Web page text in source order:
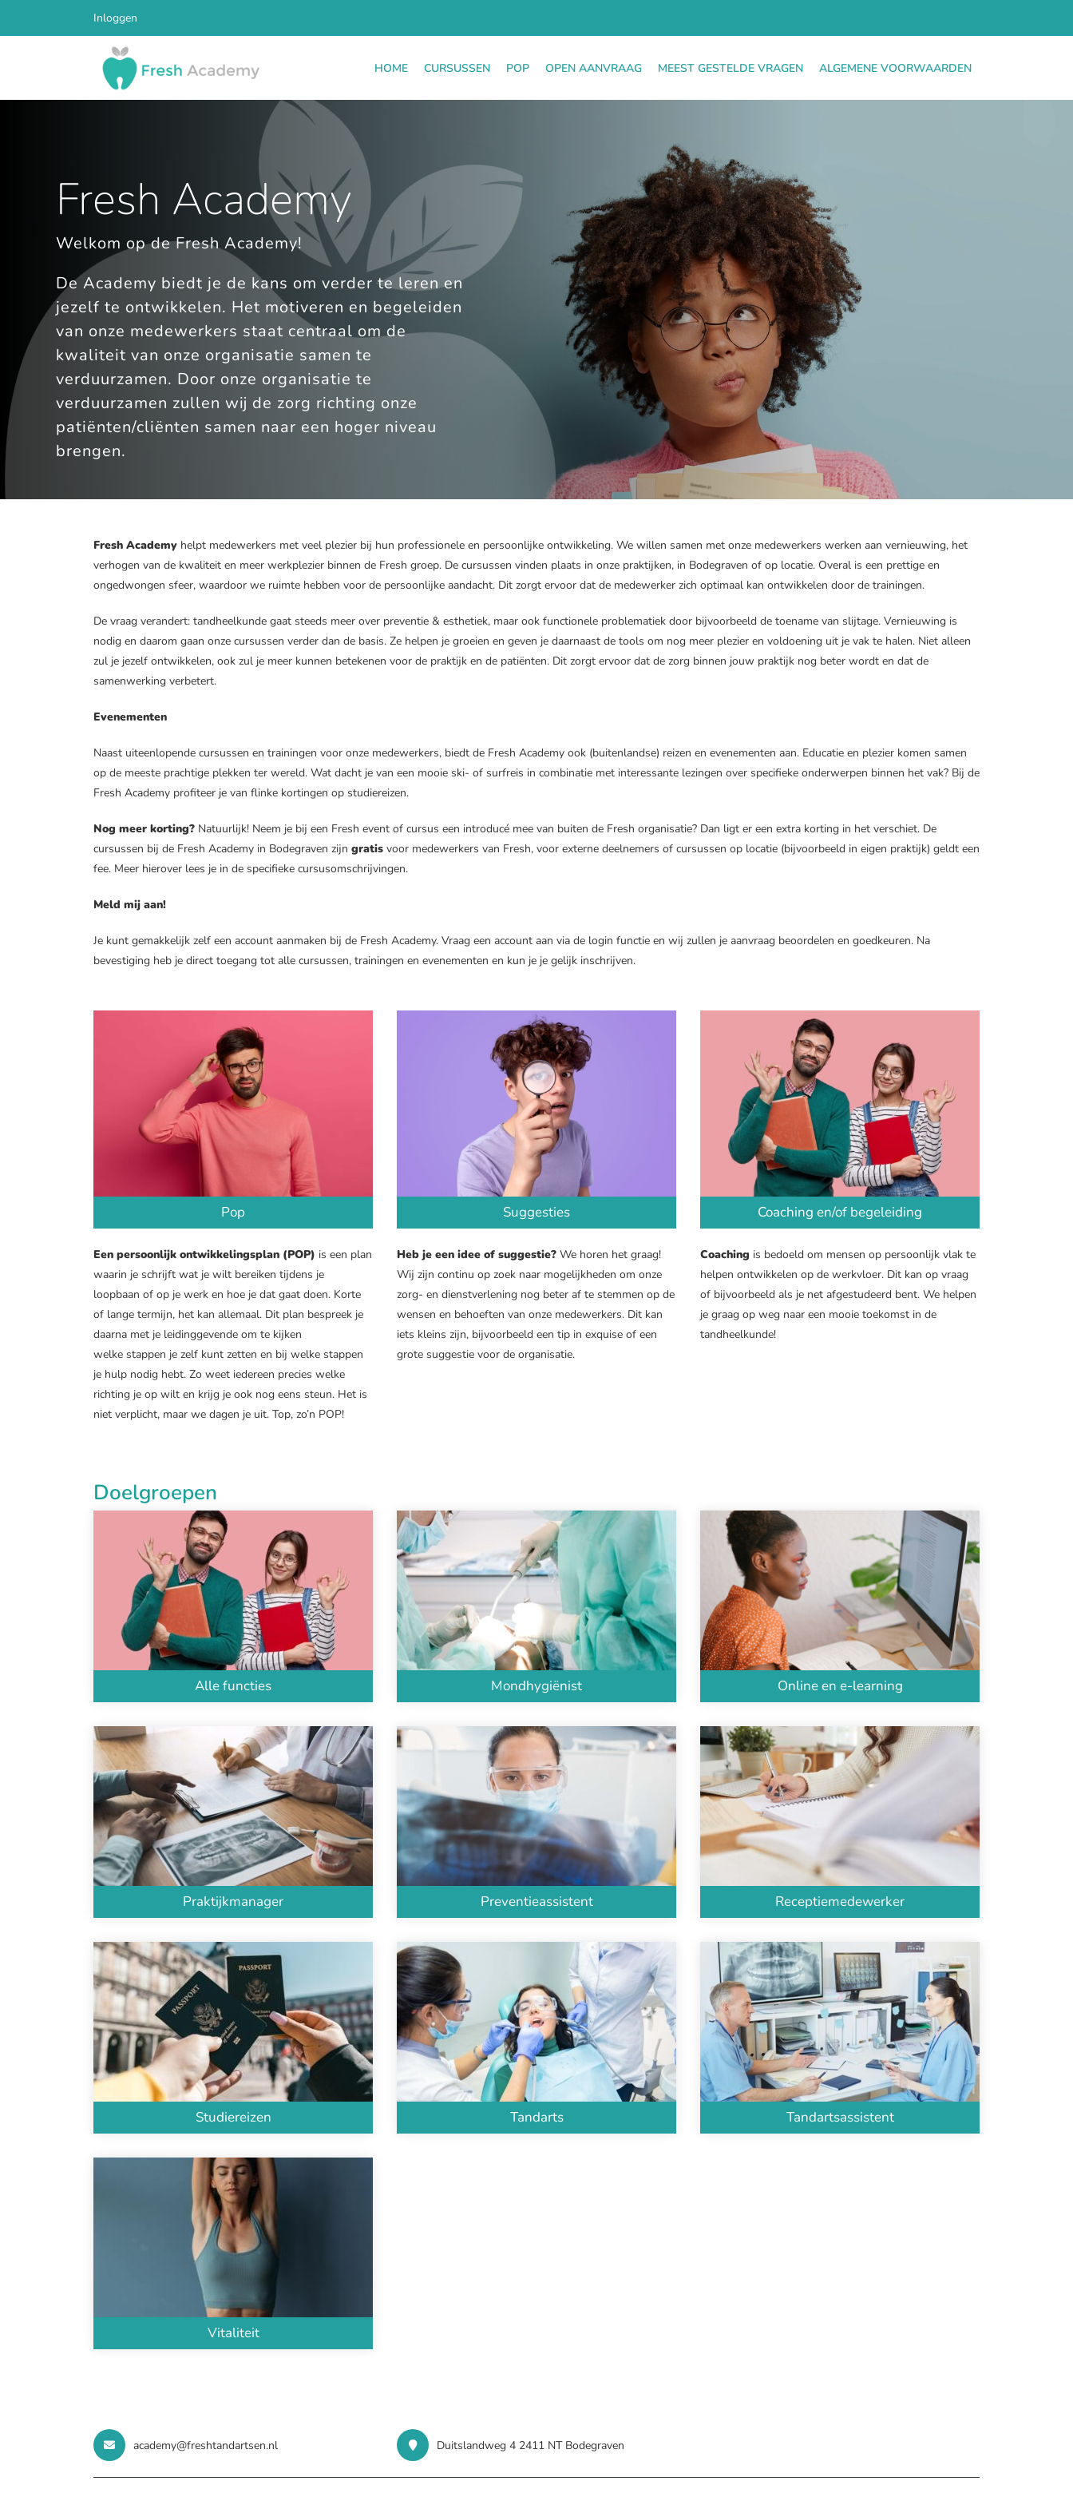
Inloggen
HOME CURSUSSEN POP OPEN AANVRAAG MEEST GESTELDE VRAGEN ALGEMENE VOORWAARDEN
Fresh Academy
Welkom op de Fresh Academy!
De Academy biedt je de kans om verder te leren en
jezelf te ontwikkelen. Het motiveren en begeleiden
van onze medewerkers staat centraal om de
kwaliteit van onze organisatie samen te
verduurzamen. Door onze organisatie te
verduurzamen zullen wij de zorg richting onze
patiënten/cliënten samen naar een hoger niveau
brengen.
Fresh Academy helpt medewerkers met veel plezier bij hun professionele en persoonlijke ontwikkeling. We willen samen met onze medewerkers werken aan vernieuwing, het
verhogen van de kwaliteit en meer werkplezier binnen de Fresh groep. De cursussen vinden plaats in onze praktijken, in Bodegraven of op locatie. Overal is een prettige en
ongedwongen sfeer, waardoor we ruimte hebben voor de persoonlijke aandacht. Dit zorgt ervoor dat de medewerker zich optimaal kan ontwikkelen door de trainingen.
De vraag verandert: tandheelkunde gaat steeds meer over preventie & esthetiek, maar ook functionele problematiek door bijvoorbeeld de toename van slijtage. Vernieuwing is
nodig en daarom gaan onze cursussen verder dan de basis. Ze helpen je groeien en geven je daarnaast de tools om nog meer plezier en voldoening uit je vak te halen. Niet alleen
zul je jezelf ontwikkelen, ook zul je meer kunnen betekenen voor de praktijk en de patiënten. Dit zorgt ervoor dat de zorg binnen jouw praktijk nog beter wordt en dat de
samenwerking verbetert.
Evenementen
Naast uiteenlopende cursussen en trainingen voor onze medewerkers, biedt de Fresh Academy ook (buitenlandse) reizen en evenementen aan. Educatie en plezier komen samen
op de meeste prachtige plekken ter wereld. Wat dacht je van een mooie ski- of surfreis in combinatie met interessante lezingen over specifieke onderwerpen binnen het vak? Bij de
Fresh Academy profiteer je van flinke kortingen op studiereizen.
Nog meer korting? Natuurlijk! Neem je bij een Fresh event of cursus een introducé mee van buiten de Fresh organisatie? Dan ligt er een extra korting in het verschiet. De
cursussen bij de Fresh Academy in Bodegraven zijn gratis voor medewerkers van Fresh, voor externe deelnemers of cursussen op locatie (bijvoorbeeld in eigen praktijk) geldt een
fee. Meer hierover lees je in de specifieke cursusomschrijvingen.
Meld mij aan!
Je kunt gemakkelijk zelf een account aanmaken bij de Fresh Academy. Vraag een account aan via de login functie en wij zullen je aanvraag beoordelen en goedkeuren. Na
bevestiging heb je direct toegang tot alle cursussen, trainingen en evenementen en kun je je gelijk inschrijven.
Pop
Een persoonlijk ontwikkelingsplan (POP) is een plan
waarin je schrijft wat je wilt bereiken tijdens je
loopbaan of op je werk en hoe je dat gaat doen. Korte
of lange termijn, het kan allemaal. Dit plan bespreek je
daarna met je leidinggevende om te kijken
welke stappen je zelf kunt zetten en bij welke stappen
je hulp nodig hebt. Zo weet iedereen precies welke
richting je op wilt en krijg je ook nog eens steun. Het is
niet verplicht, maar we dagen je uit. Top, zo’n POP!
Suggesties
Heb je een idee of suggestie? We horen het graag!
Wij zijn continu op zoek naar mogelijkheden om onze
zorg- en dienstverlening nog beter af te stemmen op de
wensen en behoeften van onze medewerkers. Dit kan
iets kleins zijn, bijvoorbeeld een tip in exquise of een
grote suggestie voor de organisatie.
Coaching en/of begeleiding
Coaching is bedoeld om mensen op persoonlijk vlak te
helpen ontwikkelen op de werkvloer. Dit kan op vraag
of bijvoorbeeld als je net afgestudeerd bent. We helpen
je graag op weg naar een mooie toekomst in de
tandheelkunde!
Doelgroepen
Alle functies Mondhygiënist Online en e-learning
Praktijkmanager Preventieassistent Receptiemedewerker
Studiereizen Tandarts Tandartsassistent
Vitaliteit
academy@freshtandartsen.nl Duitslandweg 4 2411 NT Bodegraven